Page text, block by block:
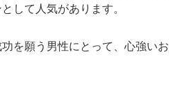
して人気があります。
を願う男性にとって、心強いお